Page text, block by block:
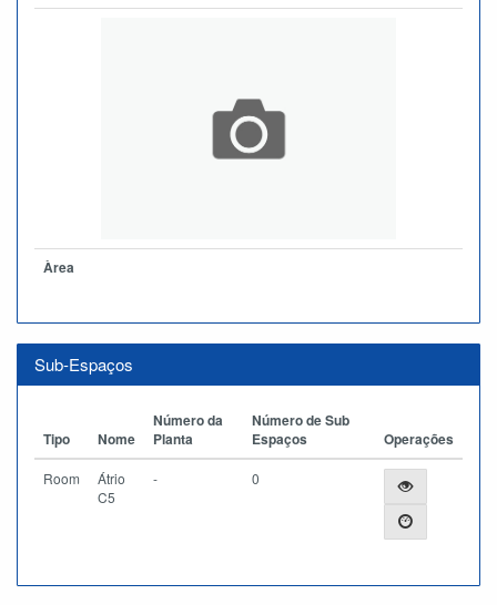
Àrea
Sub-Espaços
Tipo Nome
Número da
Planta
Número de Sub
Espaços
Operações
Room
Átrio
C5
- 0